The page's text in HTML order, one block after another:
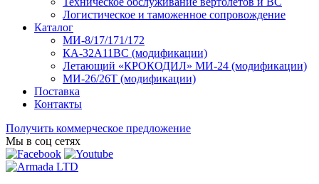
Логистическое и таможенное сопровождение
Каталог
МИ-8/17/171/172
КА-32А11ВС (модификации)
Летающий «КРОКОДИЛ» МИ-24 (модификации)
МИ-26/26Т (модификации)
Поставка
Контакты
Получить коммерческое предложение
Мы в соц сетях